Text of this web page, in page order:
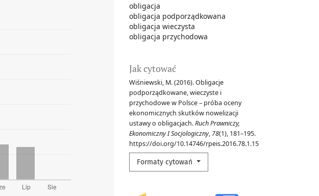
obligacja
obligacja podporządkowana
obligacja wieczysta
obligacja przychodowa
Jak cytować
Wiśniewski, M. (2016). Obligacje
podporządkowane, wieczyste i
przychodowe w Polsce – próba oceny
ekonomicznych skutków nowelizacji
ustawy o obligacjach.Ruch Prawniczy,
Ekonomiczny I Socjologiczny, 78(1), 181–195.
https://doi.org/10.14746/rpeis.2016.78.1.15
Formaty cytowań